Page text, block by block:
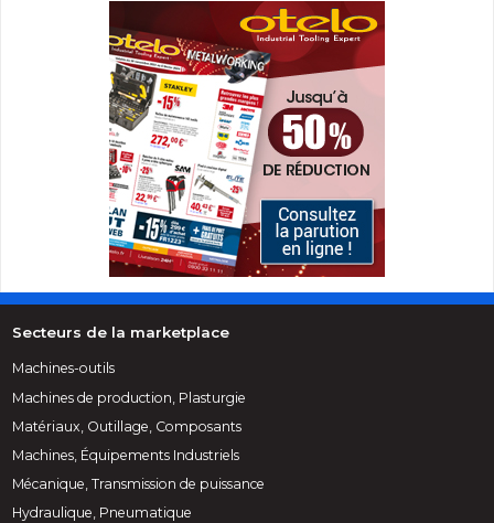
Secteurs de la marketplace
Machines-outils
Machines de production, Plasturgie
Matériaux, Outillage, Composants
Machines, Équipements Industriels
Mécanique, Transmission de puissance
Hydraulique, Pneumatique